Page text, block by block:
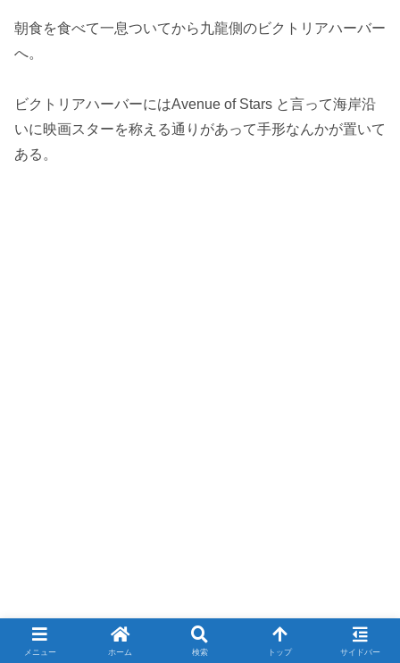
朝食を食べて一息ついてから九龍側のビクトリアハーバー
へ。
ビクトリアハーバーにはAvenue of Stars と言って海岸沿
いに映画スターを称える通りがあって手形なんかが置いて
ある。
やはり曇ってるがその分過ごしやすいのでよし。
メニュー ホーム 検索 トップ サイドバー